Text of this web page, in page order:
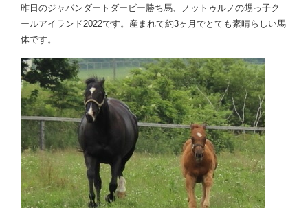
昨日のジャパンダートダービー勝ち馬、ノットゥルノの甥っ子ク
ールアイランド2022です。産まれて約3ヶ月でとても素晴らしい馬
体です。